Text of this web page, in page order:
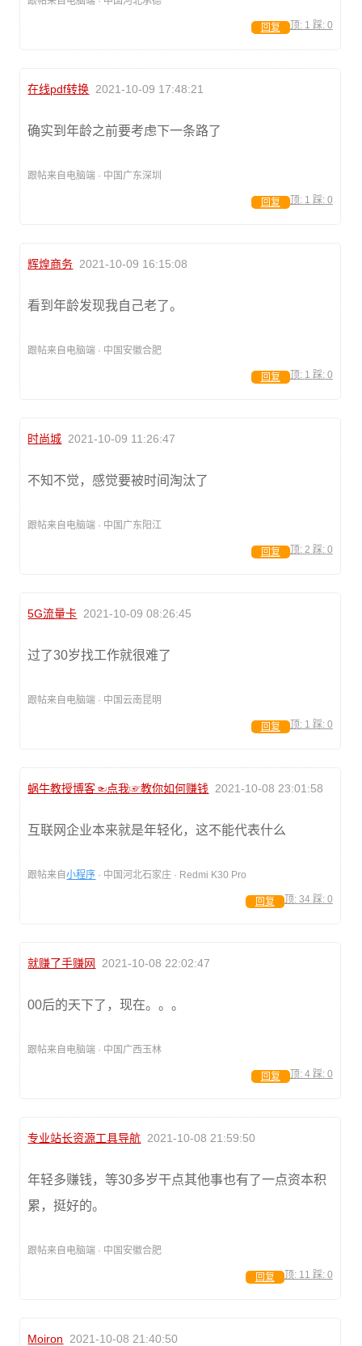
顶: 1 踩: 0
回复
在线pdf转换 2021-10-09 17:48:21
确实到年龄之前要考虑下一条路了
跟帖来自电脑端 · 中国广东深圳
顶: 1 踩: 0
回复
辉煌商务 2021-10-09 16:15:08
看到年龄发现我自己老了。
跟帖来自电脑端 · 中国安徽合肥
顶: 1 踩: 0
回复
时尚城 2021-10-09 11:26:47
不知不觉，感觉要被时间淘汰了
跟帖来自电脑端 · 中国广东阳江
顶: 2 踩: 0
回复
5G流量卡 2021-10-09 08:26:45
过了30岁找工作就很难了
跟帖来自电脑端 · 中国云南昆明
顶: 1 踩: 0
回复
蜗牛教授博客☜点我☞教你如何赚钱 2021-10-08 23:01:58
互联网企业本来就是年轻化，这不能代表什么
跟帖来自小程序 · 中国河北石家庄 · Redmi K30 Pro
顶: 34 踩: 0
回复
就赚了手赚网 2021-10-08 22:02:47
00后的天下了，现在。。。
跟帖来自电脑端 · 中国广西玉林
顶: 4 踩: 0
回复
专业站长资源工具导航 2021-10-08 21:59:50
年轻多赚钱，等30多岁干点其他事也有了一点资本积
累，挺好的。
跟帖来自电脑端 · 中国安徽合肥
顶: 11 踩: 0
回复
Moiron 2021-10-08 21:40:50